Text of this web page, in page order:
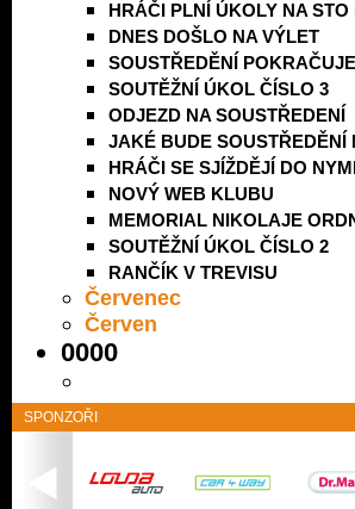
HRÁČI PLNÍ ÚKOLY NA STO
DNES DOŠLO NA VÝLET
SOUSTŘEDĚNÍ
SOUTĚŽNÍ ÚKOL ČÍSLO 3
ODJEZD NA SOUSTŘEDENÍ
JAKÉ BUDE SOUSTŘEDĚNÍ
HRÁČI SE SJÍŽDĚJÍ DO
NOVÝ WEB KLUBU
MEMORIAL NIKOLAJE
SOUTĚŽNÍ ÚKOL ČÍSLO 2
RANČÍK V TREVISU
Červenec
Červen
0000
SPONZOŘI